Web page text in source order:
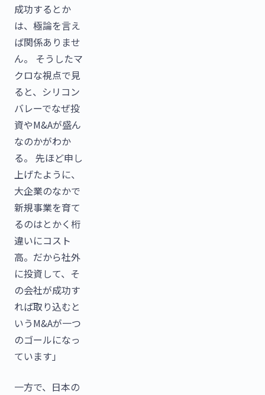
成功するとか
は、極論を言え
ば関係ありませ
ん。 そうしたマ
クロな視点で見
ると、シリコン
バレーでなぜ投
資やM&Aが盛ん
なのかがわか
る。 先ほど申し
上げたように、
大企業のなかで
新規事業を育て
るのはとかく桁
違いにコスト
高。だから社外
に投資して、そ
の会社が成功す
れば取り込むと
いうM&Aが一つ
のゴールになっ
ています」
一方で、日本の